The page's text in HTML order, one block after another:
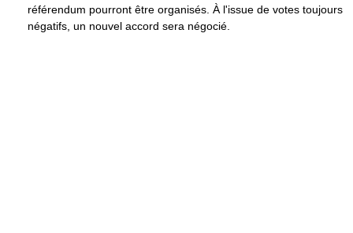
référendum pourront être organisés. À l'issue de votes toujours
négatifs, un nouvel accord sera négocié.